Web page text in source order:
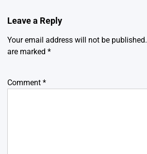
Leave a Reply
Your email address will not be published.
are marked *
Comment *